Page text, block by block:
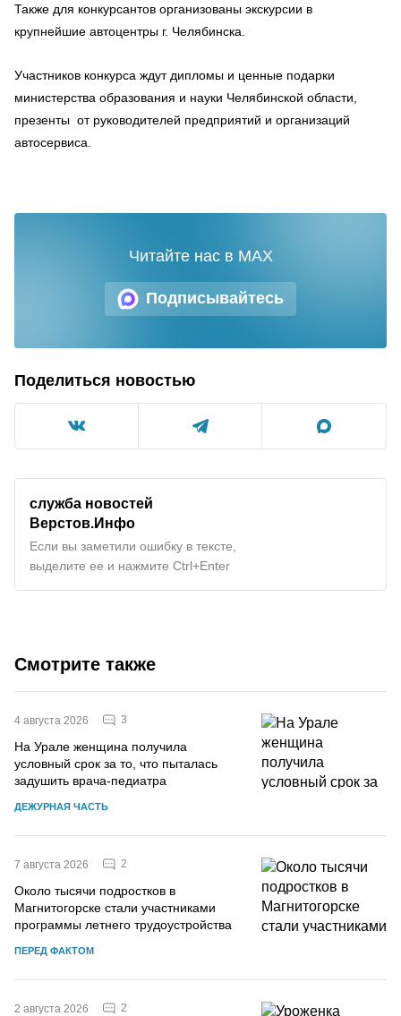
Также для конкурсантов организованы экскурсии в
крупнейшие автоцентры г. Челябинска.
Участников конкурса ждут дипломы и ценные подарки
министерства образования и науки Челябинской области,
презенты от руководителей предприятий и организаций
автосервиса.
Подписывайтесь
Читайте нас в MAX
Поделиться новостью
служба новостей
Верстов.Инфо
Если вы заметили ошибку в тексте,
выделите ее и нажмите Ctrl+Enter
Смотрите также
4 августа 2026 3
На Урале женщина получила
условный срок за то, что пыталась
задушить врача-педиатра
ДЕЖУРНАЯ ЧАСТЬ
7 августа 2026 2
Около тысячи подростков в
Магнитогорске стали участниками
программы летнего трудоустройства
ПЕРЕД ФАКТОМ
2 августа 2026 2